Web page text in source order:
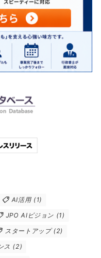
AI活用(1)
JPO AIビジョン (1)
スタートアップ(2)
ス (2)